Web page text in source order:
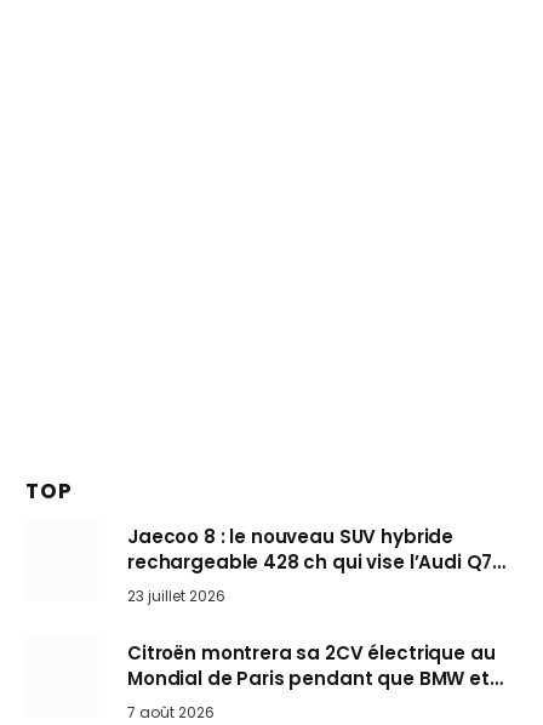
TOP
Jaecoo 8 : le nouveau SUV hybride
rechargeable 428 ch qui vise l’Audi Q7
arrive en Europe cet automne
23 juillet 2026
Citroën montrera sa 2CV électrique au
Mondial de Paris pendant que BMW et
Mini désertent le salon
7 août 2026